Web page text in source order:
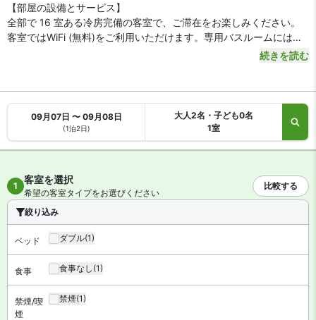
【部屋の設備とサービス】
全部で 16 室ある冷房完備の客室で、ご滞在をお楽しみください。
客室ではWiFi (無料)をご利用いただけます。専用バスルームには、
続きを読む
09月07日 〜 09月08日
(1泊2日)
大人2名・子ども0名
1室
1
客室を選択
希望の客室タイプをお選びください
比較する
絞り込み
ベッド ダブル(1)
食事 食事なし (1)
禁煙/喫
煙
禁煙(1)